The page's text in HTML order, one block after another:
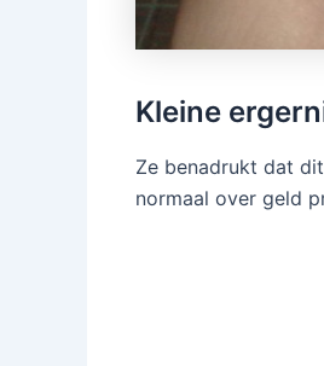
Kleine
Ze benadrukt dat
normaal over geld